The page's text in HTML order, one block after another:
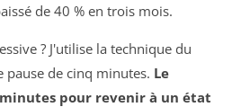
de 40 % en trois mois.
? J'utilise la technique du
pause de cinq minutes. Le
pour revenir à un état